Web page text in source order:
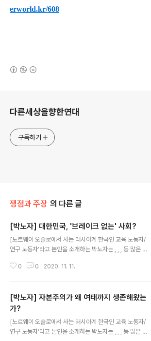
erworld.kr/608
다른세상을향한연대
구독하기
쟁점과 주장 의 다른 글
[박노자] 대한민국, '브레이크 없는' 사회?
[노르웨이 오슬로에서 사는 러시아계 한국인 교육 노동자/
연구 노동자’라고 본인을 소개하는 박노자는 , , , 등 많은 책
s://blog.naver.com/vladimir_tikhonov)을 다시 옮겨
고 있는 과정을 보면서, 저는 솔직히 이런 생각을 자주 합니
다. '최선'을 바라지는 않지만, 제발 '극악'이라도 면할 수 있
었으면 좋겠다는, 그런 생각입니다. 신냉전이 열전으로 이
어지지 않기를 바라고, 대공황이 전체적인 시스템 파탄과
파쇼화로 이어지지 않기를 바라는, 그런 마음입니다. 상황
0 0 2020. 11. 11.
[박노자] 자본주의가 왜 여태까지 생존해왔는
가?
[노르웨이 오슬로에서 사는 러시아계 한국인 교육 노동자/
연구 노동자’라고 본인을 소개하는 박노자는 , , , 등 많은 책